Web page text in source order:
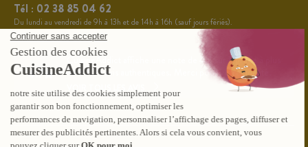
Tél : 02 38 85 04 62
Du lundi au vendredi de 9h à 13h et de 14h à 16h (sauf jours fériés).
4.7
CuisineAddict affiche une note de 4,7 sur 5 grâce à plus
de 3 700 avis authentiques. Merci pour votre fidélité.
VOIR TOUS LES AVIS